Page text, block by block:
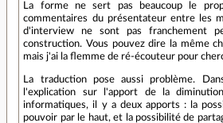
La forme ne sert pas beaucoup le
commentaires du présentateur entre les
d'interview ne sont pas franchement
construction. Vous pouvez dire la même
mais j'ai la flemme de ré-écouteur pour
La traduction pose aussi problème.
l'explication sur l'apport de la
informatiques, il y a deux apports : la
pouvoir par le haut, et la possibilité de